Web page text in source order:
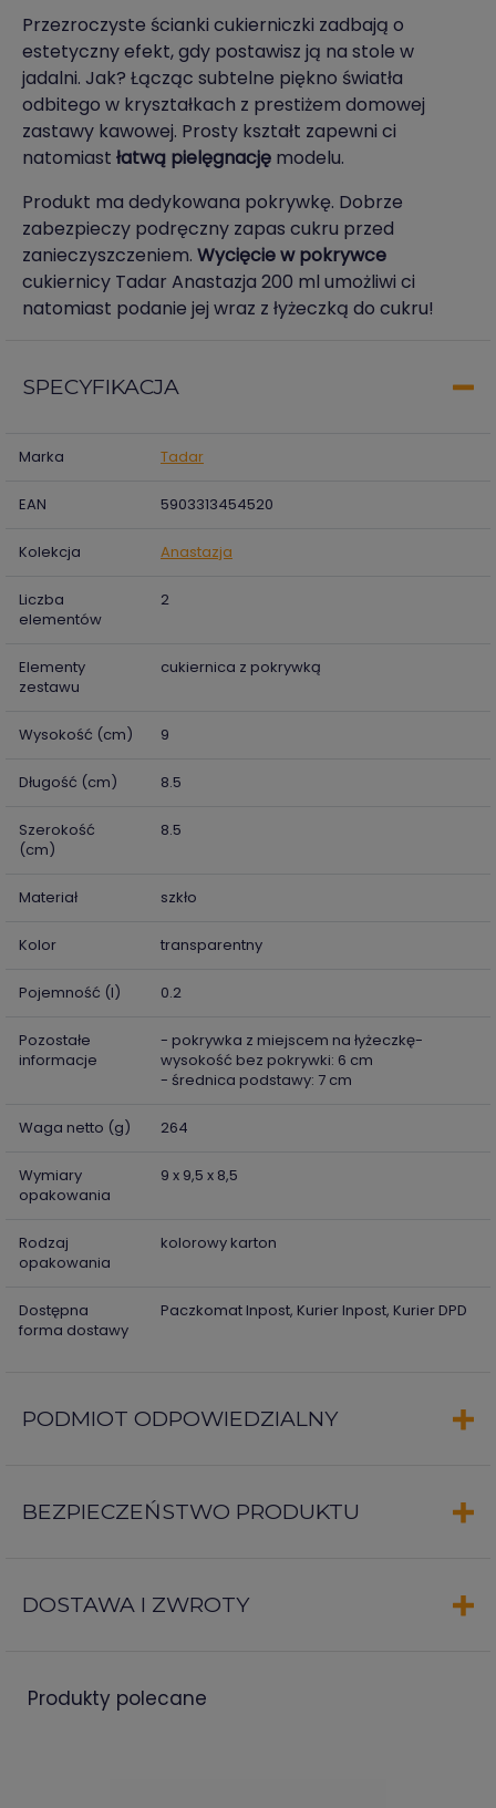
Przezroczyste ścianki cukierniczki zadbają o
estetyczny efekt, gdy postawisz ją na stole w
jadalni. Jak? Łącząc subtelne piękno światła
odbitego w kryształkach z prestiżem domowej
zastawy kawowej. Prosty kształt zapewni ci
natomiast łatwą pielęgnację modelu.
Produkt ma dedykowana pokrywkę. Dobrze
zabezpieczy podręczny zapas cukru przed
zanieczyszczeniem. Wycięcie w pokrywce
cukiernicy Tadar Anastazja 200 ml umożliwi ci
natomiast podanie jej wraz z łyżeczką do cukru!
SPECYFIKACJA
Marka Tadar
EAN 5903313454520
Kolekcja Anastazja
Liczba
elementów
2
Elementy
zestawu
cukiernica z pokrywką
Wysokość (cm) 9
Długość (cm) 8.5
Szerokość
(cm)
8.5
Materiał szkło
Kolor transparentny
Pojemność (l) 0.2
Pozostałe
informacje
- pokrywka z miejscem na łyżeczkę-
wysokość bez pokrywki: 6 cm
- średnica podstawy: 7 cm
Waga netto (g) 264
Wymiary
opakowania
9 x 9,5 x 8,5
Rodzaj
opakowania
kolorowy karton
Dostępna
forma dostawy
Paczkomat Inpost, Kurier Inpost, Kurier DPD
PODMIOT ODPOWIEDZIALNY
BEZPIECZEŃSTWO PRODUKTU
DOSTAWA I ZWROTY
produkty polecane